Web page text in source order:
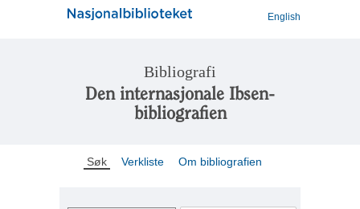
English
Bibliografi
Den internasjonale Ibsen-
bibliografien
Søk Verkliste Om bibliografien